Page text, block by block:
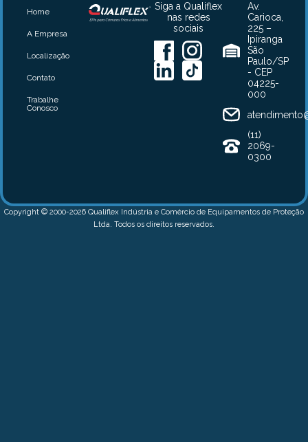
Av.
Carioca,
225 –
Ipiranga
São
Paulo/SP
- CEP
04225-
000
(11)
2069-
0300
Siga a Qualiflex
nas redes
sociais
Home
A Empresa
Localização
Contato
Trabalhe
Conosco
Copyright © 2000-2026 Qualiflex Indústria e Comércio de Equipamentos de Proteção
Ltda. Todos os direitos reservados.